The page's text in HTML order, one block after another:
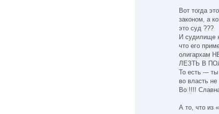
Вот тогда
законом, а
это суд ???
И судилище
что его
олигархам
ЛЕЗТЬ В
То есть ---
во власть
Во !!!!
А то, что из